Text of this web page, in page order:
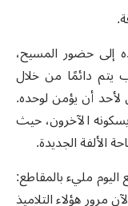
إلى حضور المسيح،
مع الرب يتم دائمًا من خلال
أن يؤمن لوحده.
الآخرون، حيث
الألفة الجديدة.
مليء بالمقاطع:
كما رأينا (يوحنا 1، 36)؛ والآن مرور هؤلاء التلاميذ